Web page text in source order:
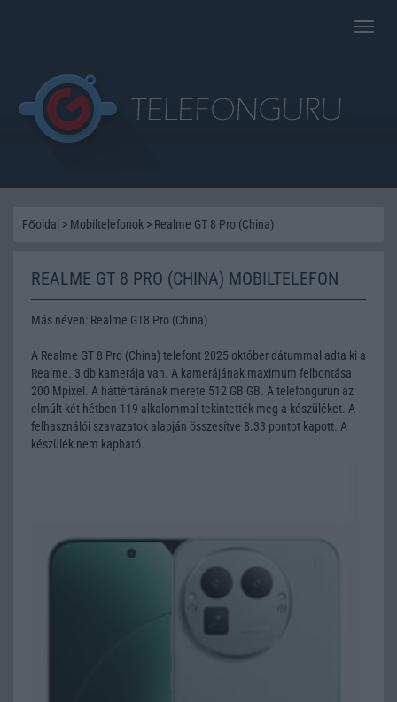
Toggle
Főoldal > Mobiltelefonok > Realme GT 8 Pro (China)
REALME GT 8 PRO (CHINA) MOBILTELEFON
Más néven: Realme GT8 Pro (China)
A Realme GT 8 Pro (China) telefont 2025 október dátummal adta ki a
Realme. 3 db kamerája van. A kamerájának maximum felbontása
200 Mpixel. A háttértárának mérete 512 GB GB. A telefongurun az
elmúlt két hétben 119 alkalommal tekintették meg a készüléket. A
felhasználói szavazatok alapján összesítve 8.33 pontot kapott. A
készülék nem kapható.